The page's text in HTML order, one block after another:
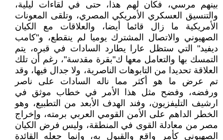
بينهم مرسي، فكان لهم هذا، حتى في لقاءات ليلية،
والتنسيق العسكري الأمريكي المصري، وتلقى المعونات
الأمريكية ما زال قائما أيضا، والعلاقات مع الكيان
الصهيوني والاتصال المشترك يوميا لم ينقطع، و"كامب
ديفيد" التي ستظل عارا يطارد السادات في قبره، يتم
التمسك بها والتعامل معها ك"بقرة مقدسة"، رغم أن تلك
العلاقة تحديدا من التابوهات الناصرية، ولا جدال فيها، وقد
تم عرض ما هو أكثر مما ناله السادات على ناصر
ورفضه، وفضح مثل هذا الأمر في خطاب موثق في
ارشيف التليفزيون، وفند الهدف الأبعد من التطبيع، وهو
الخطر الداهم على الأمن القومي العربي برمته، وإخراج
مصر من معادلة القوى في المنطقة، وليس فرض الكيان
الصهيوني كأمر واقع والقبول به، وإنما جعله القائدة